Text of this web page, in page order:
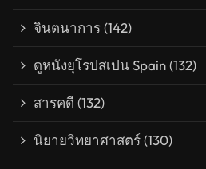
จินตนาการ(142)
ดูหนังยุโรปสเปน Spain(132)
สารคดี (132)
นิยายวิทยาศาสตร์(130)